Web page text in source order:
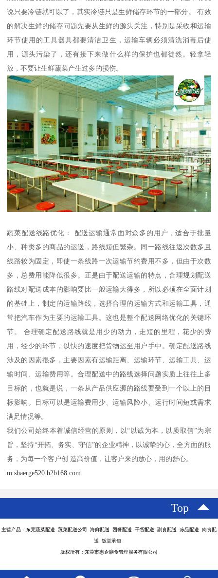
说只要冷链就可以了，其实冷链只是生鲜储存环节的一部分。 有效
的解决生鲜的储存问题先要从生鲜的源头关注，特别是采收和运输
环节使用的工具器具都要清洁卫生，运输车辆必须清洗消毒后使
用，源头污染了，还有接下来做什么样的保护也都徒然。轻拿轻
放，不要让生鲜蔬菜产生过多的损伤。
蔬菜配送线路优化： 配送运输通常面对众多的用户，适合于批量
小、种类多的商品的运送，路线短但繁杂。同一路线往返次数多且
线路较为固定，即使一条线路一次运输节约费用不多，但由于次数
多，总费用能降低很多。正是由于配送运输的特点，合理规划配送
路线对配送成本的影响要比一般运输大得多，所以必须在全面计划
的基础上，制定的运输路线，选择合理的运输方式和运输工具，通
常把汽车作为主要的运输工具。这也是整个配送网络优化的关键环
节。 合理确定配送路线就是用少的动力，走短的里程，花少的费
用，经少的环节，以快的速度把货物运至用户手中。确定配送路线
涉及的因素很多，主要因素有运输距离、运输环节、运输工具、运
输时间、运输费用等。合理配送中的路线选择问题实质上往往上多
目标的，也就是说，一条从产品供应源的路线要受到一个以上的目
标影响。目标可以是运输费用少、运输风险小、运行时间短或需求
满足情况等。
我们公司始终本着诚信经营的原则，以“以诚为本，以质取信”为宗
旨，坚持“开拓、务实、守信”的企业精神，以诚挚的心，全方面的服
务，为每一个客户创 造高价值，让客户来的放心，用的舒心。
m.shaerge520.b2b168.com
Top
主营产品：东莞蔬菜配送 蔬菜配送公司 海鲜配送 团餐配送 干货配送 副食配送 冻品配送 肉食配
送 饭堂承包
版权所有：东莞市惠企膳食管理服务有限公司